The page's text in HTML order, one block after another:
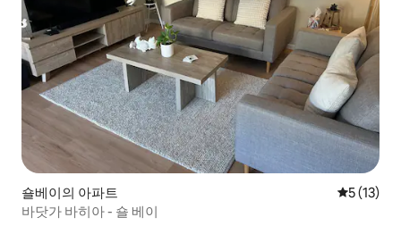
숄베이의 아파트 평점 5점
5 (13)
바닷가 바히아 - 숄 베이